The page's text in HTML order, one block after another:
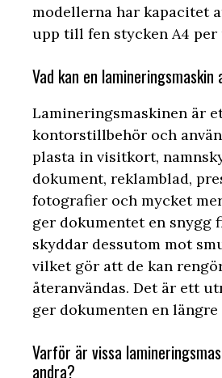
modellerna har kapacitet
upp till fen stycken A4 per
Vad kan en lamineringsmaskin
Lamineringsmaskinen är
kontorstillbehör och
plasta in visitkort,
dokument, reklamblad,
fotografier och mycket
ger dokumentet en snygg
skyddar dessutom mot
vilket gör att de kan
återanvändas. Det är ett
ger dokumenten en
Varför är vissa
andra?